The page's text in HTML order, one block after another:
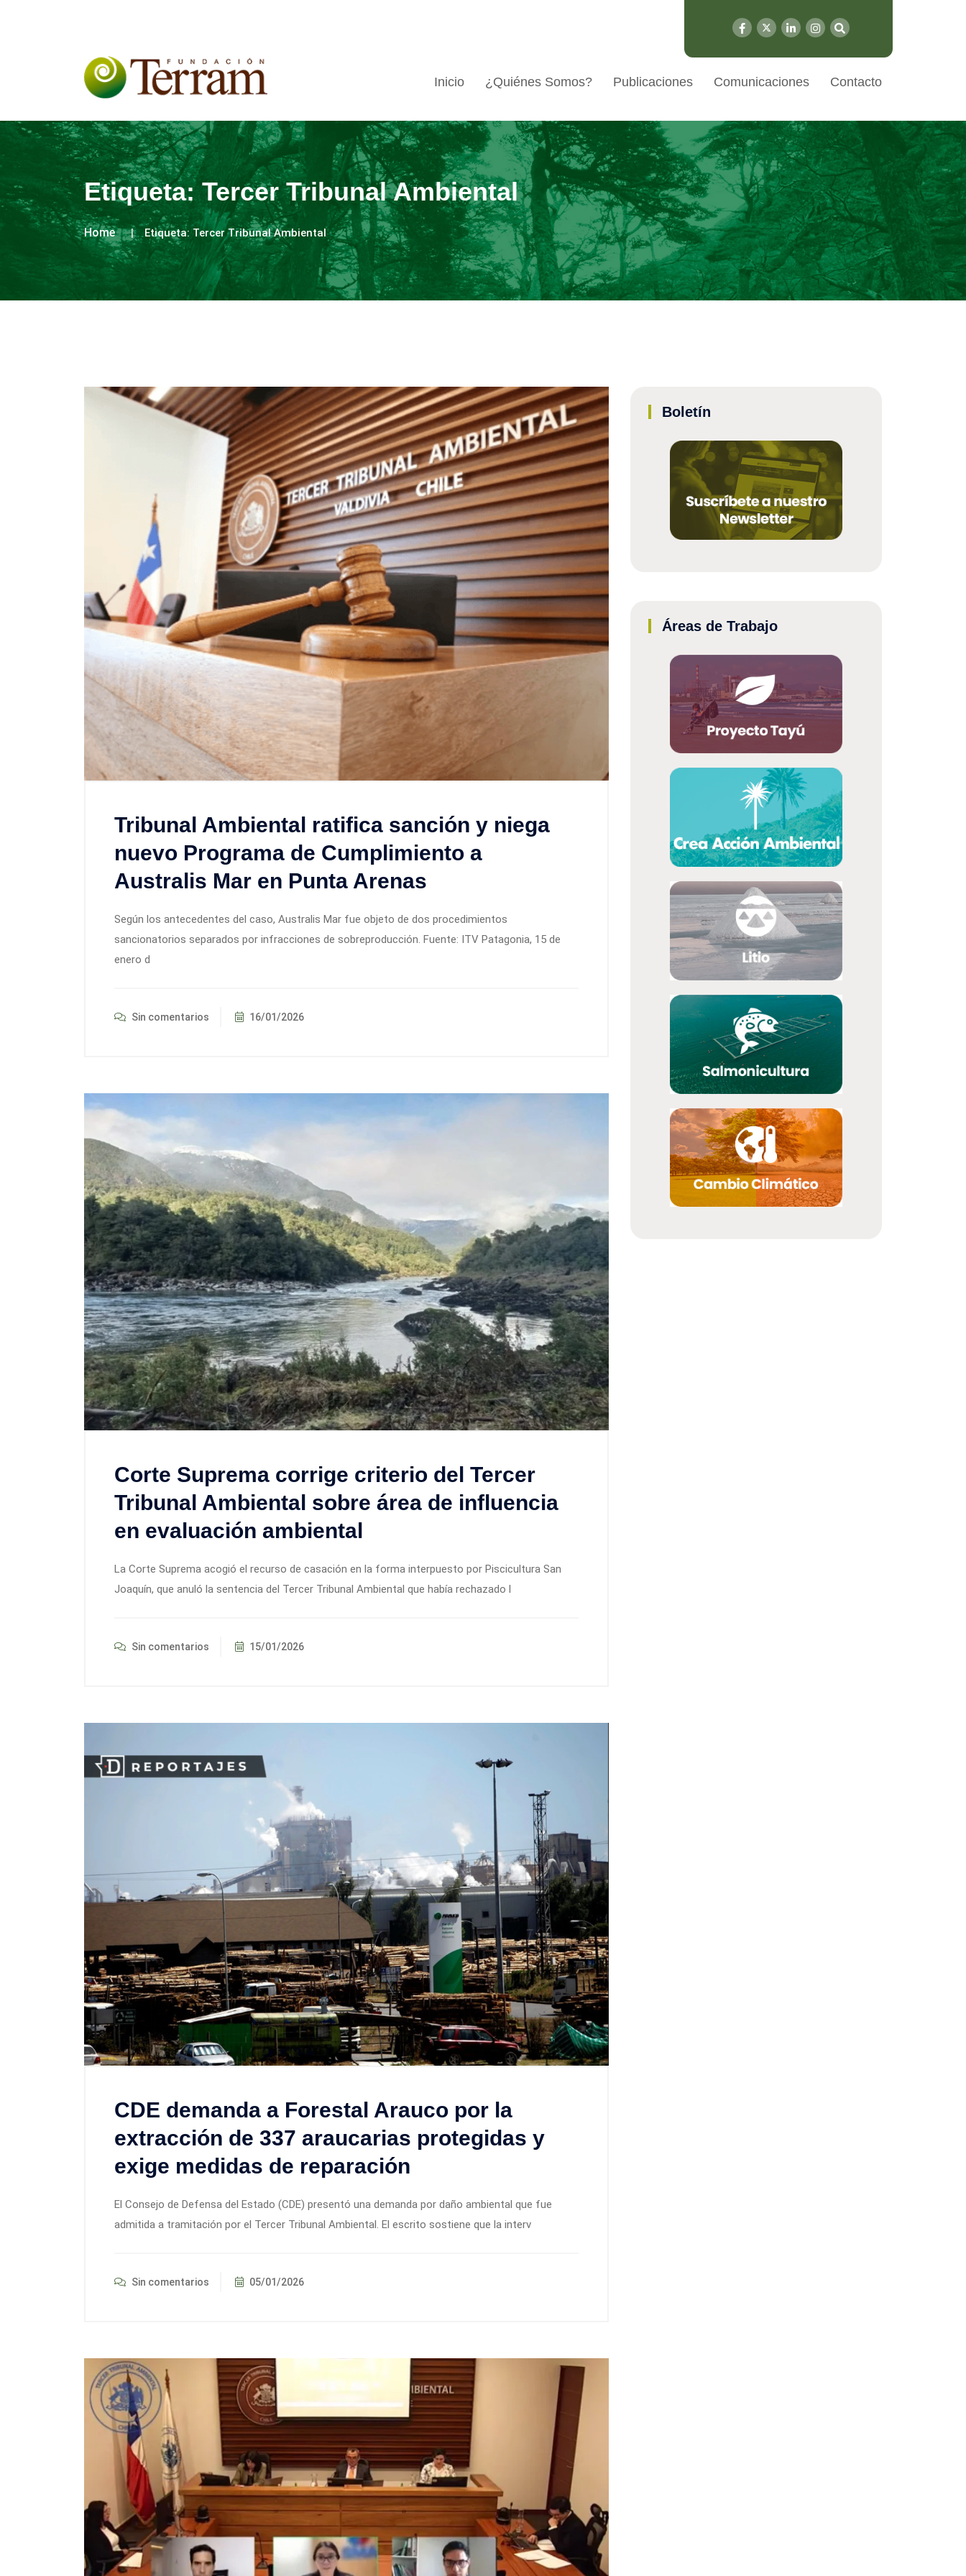
Inicio ¿Quiénes Somos? Publicaciones Comunicaciones Contacto
Etiqueta:Tercer Tribunal Ambiental
Home Etiqueta:Tercer Tribunal Ambiental
Tribunal Ambiental ratifica sanción y niega
nuevo Programa de Cumplimiento a
Australis Mar en Punta Arenas
Según los antecedentes del caso, Australis Mar fue objeto de dos procedimientos
sancionatorios separados por infracciones de sobreproducción. Fuente: ITV Patagonia, 15 de
enero d
Sin comentarios 16/01/2026
Corte Suprema corrige criterio del Tercer
Tribunal Ambiental sobre área de influencia
en evaluación ambiental
La Corte Suprema acogió el recurso de casación en la forma interpuesto por Piscicultura San
Joaquín, que anuló la sentencia del Tercer Tribunal Ambiental que había rechazado l
Sin comentarios 15/01/2026
CDE demanda a Forestal Arauco por la
extracción de 337 araucarias protegidas y
exige medidas de reparación
El Consejo de Defensa del Estado (CDE) presentó una demanda por daño ambiental que fue
admitida a tramitación por el Tercer Tribunal Ambiental. El escrito sostiene que la interv
Sin comentarios 05/01/2026
Boletín
Áreas de Trabajo